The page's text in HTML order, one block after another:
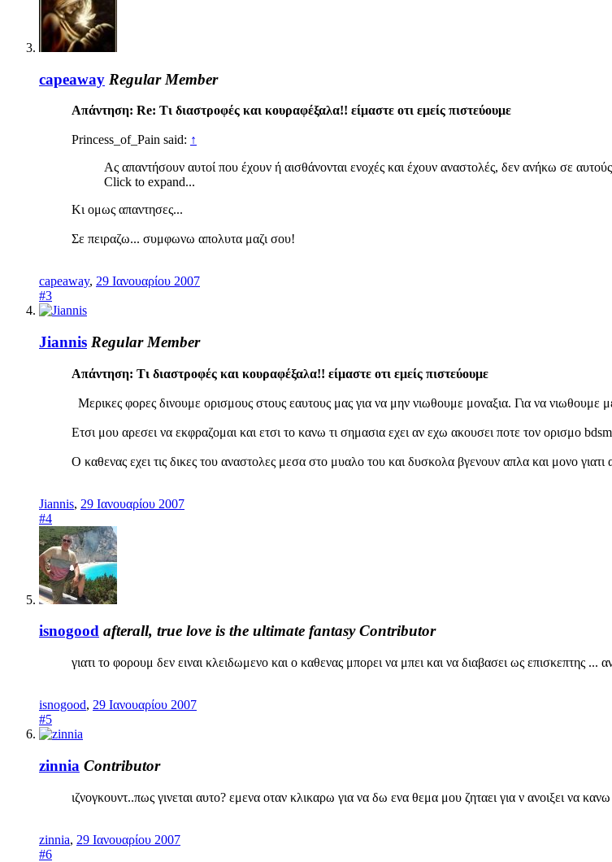
capeaway Regular Member
Απάντηση: Re: Τι διαστροφές και κουραφέξαλα!! είμαστε οτι εμείς πιστεύουμε
Princess_of_Pain said: ↑
Ας απαντήσουν αυτοί που έχουν ή αισθάνονται ενοχές και έχουν αναστολές, δεν ανήκω σε
Click to expand...
Κι ομως απαντησες...
Σε πειραζω... συμφωνω απολυτα μαζι σου!
capeaway, 29 Ιανουαρίου 2007
#3
Jiannis Regular Member
Απάντηση: Τι διαστροφές και κουραφέξαλα!! είμαστε οτι εμείς πιστεύουμε
Μερικες φορες δινουμε ορισμους στους εαυτους μας για να μην νιωθουμε μοναξια. Για να
Ετσι μου αρεσει να εκφραζομαι και ετσι το κανω τι σημασια εχει αν εχω ακουσει ποτε τον ορισμο
Ο καθενας εχει τις δικες του αναστολες μεσα στο μυαλο του και δυσκολα βγενουν απλα και μονο γιατι
Jiannis, 29 Ιανουαρίου 2007
#4
isnogood afterall, true love is the ultimate fantasy Contributor
γιατι το φορουμ δεν ειναι κλειδωμενο και ο καθενας μπορει να μπει και να διαβασει ως επισκεπτης ...
isnogood, 29 Ιανουαρίου 2007
#5
zinnia Contributor
ιζνογκουντ..πως γινεται αυτο? εμενα οταν κλικαρω για να δω ενα θεμα μου ζηταει για ν ανοιξει να
zinnia, 29 Ιανουαρίου 2007
#6